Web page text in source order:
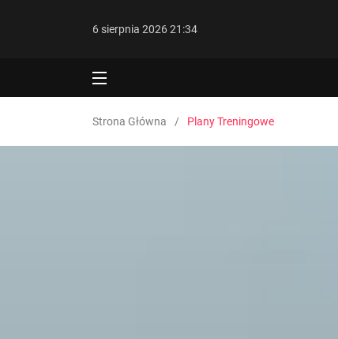
6 sierpnia 2026 21:34
Strona Główna Plany Treningowe